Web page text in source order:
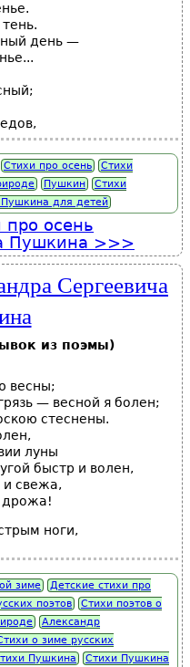
день —
Стихи про осень
Стихи
Пушкин
Стихи
Пушкина для детей
про осень
Пушкина
Сергеевича
из поэмы)
весны;
— весной я болен;
стеснены.
луны
быстр и волен,
и свежа,
дрожа!
ноги,
зиме
Детские стихи про
поэтов
Стихи поэтов о
Александр
о зиме русских
Пушкина
Стихи Пушкина